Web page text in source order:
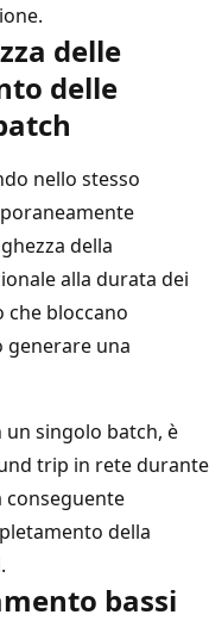
delle
delle
nello stesso
della
alla durata dei
che bloccano
generare una
singolo batch, è
trip in rete durante
conseguente
della
bassi